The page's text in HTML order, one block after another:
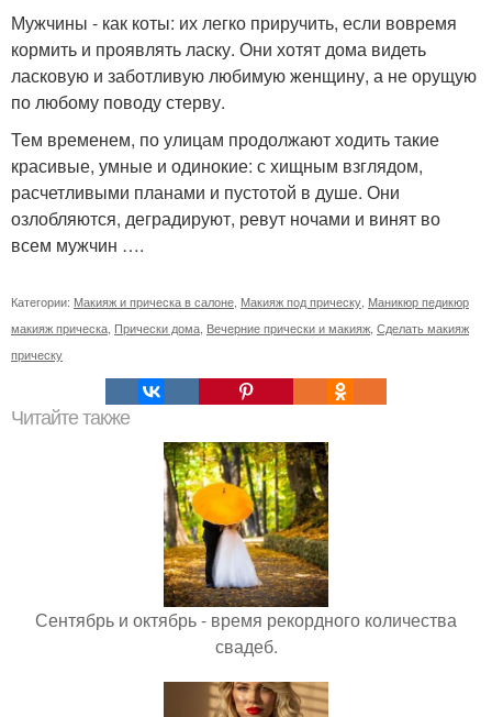
Мужчины - как коты: их легко приручить, если вовремя
кормить и проявлять ласку. Они хотят дома видеть
ласковую и заботливую любимую женщину, а не орущую
по любому поводу стерву.
Тем временем, по улицам продолжают ходить такие
красивые, умные и одинокие: с хищным взглядом,
расчетливыми планами и пустотой в душе. Они
озлобляются, деградируют, ревут ночами и винят во
всем мужчин ….
Категории: Макияж и прическа в салоне Макияж под прическу Маникюр педикюр
макияж прическа Прически дома Вечерние прически и макияж Сделать макияж
прическу
Читайте также
Сентябрь и октябрь - время рекордного количества
свадеб.